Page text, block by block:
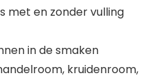
met en zonder vulling
in de smaken
kruidenroom,